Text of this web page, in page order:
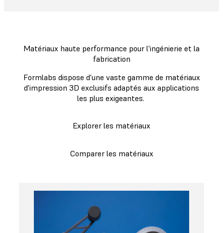
Matériaux haute performance pour l'ingénierie et la
fabrication
Formlabs dispose d'une vaste gamme de matériaux
d'impression 3D exclusifs adaptés aux applications
les plus exigeantes.
Explorer les matériaux
Comparer les matériaux